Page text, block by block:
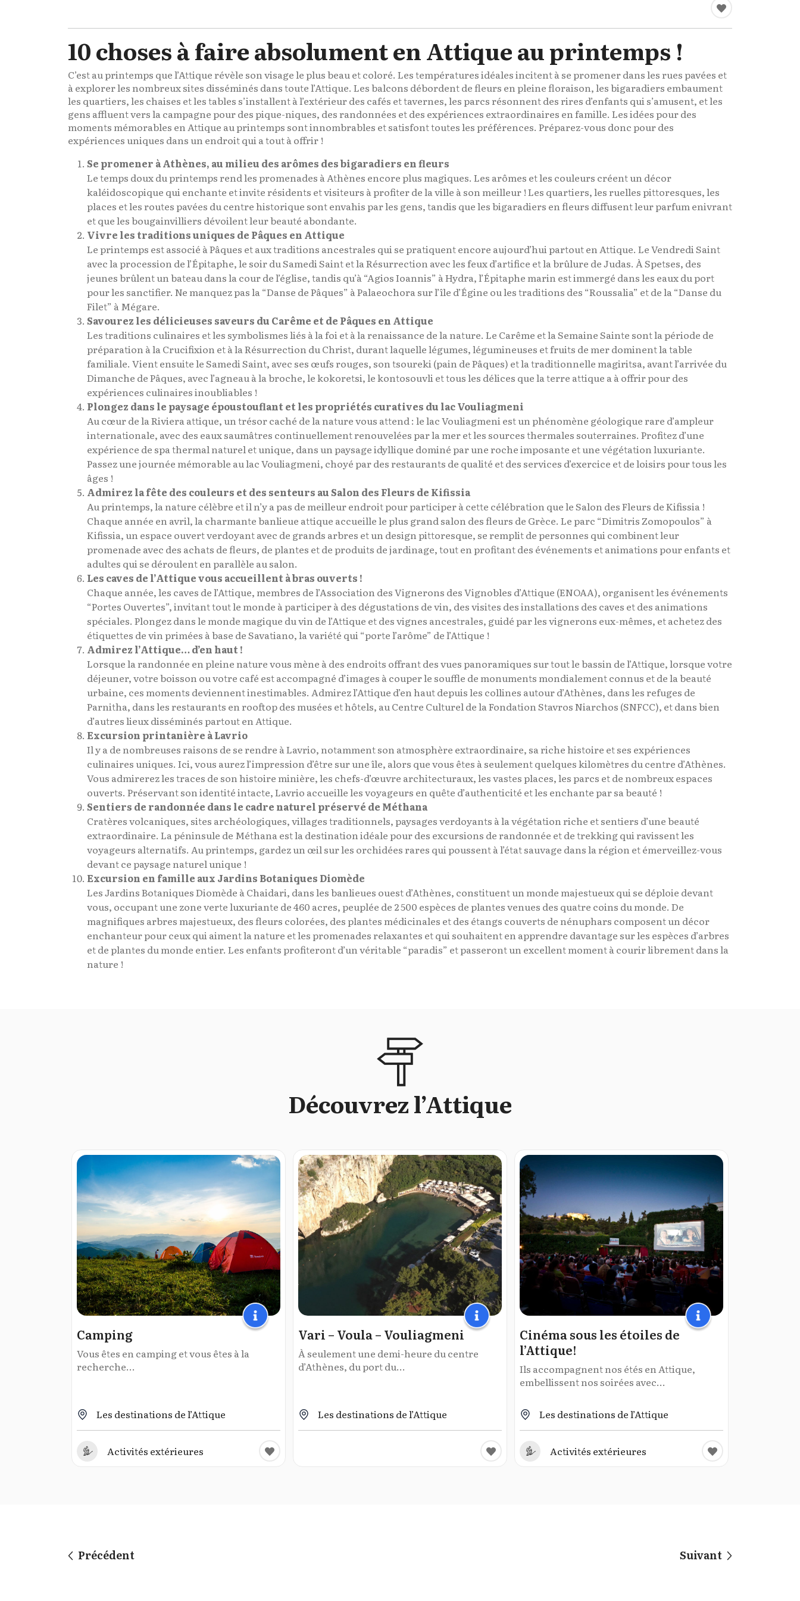
10 choses à faire absolument en Attique au printemps !
C’est au printemps que l’Attique révèle son visage le plus beau et coloré. Les températures idéales incitent à se promener dans les rues pavées et
à explorer les nombreux sites disséminés dans toute l’Attique. Les balcons débordent de fleurs en pleine floraison, les bigaradiers embaument
les quartiers, les chaises et les tables s’installent à l’extérieur des cafés et tavernes, les parcs résonnent des rires d’enfants qui s’amusent, et les
gens affluent vers la campagne pour des pique-niques, des randonnées et des expériences extraordinaires en famille. Les idées pour des
moments mémorables en Attique au printemps sont innombrables et satisfont toutes les préférences. Préparez-vous donc pour des
expériences uniques dans un endroit qui a tout à offrir !
Se promener à Athènes, au milieu des arômes des bigaradiers en fleurs
Le temps doux du printemps rend les promenades à Athènes encore plus magiques. Les arômes et les couleurs créent un décor
kaléidoscopique qui enchante et invite résidents et visiteurs à profiter de la ville à son meilleur ! Les quartiers, les ruelles pittoresques, les
places et les routes pavées du centre historique sont envahis par les gens, tandis que les bigaradiers en fleurs diffusent leur parfum enivrant
et que les bougainvilliers dévoilent leur beauté abondante.
Vivre les traditions uniques de Pâques en Attique
Le printemps est associé à Pâques et aux traditions ancestrales qui se pratiquent encore aujourd’hui partout en Attique. Le Vendredi Saint
avec la procession de l’Épitaphe, le soir du Samedi Saint et la Résurrection avec les feux d’artifice et la brûlure de Judas. À Spetses, des
jeunes brûlent un bateau dans la cour de l’église, tandis qu’à “Agios Ioannis” à Hydra, l’Épitaphe marin est immergé dans les eaux du port
pour les sanctifier. Ne manquez pas la “Danse de Pâques” à Palaeochora sur l’île d’Égine ou les traditions des “Roussalia” et de la “Danse du
Filet” à Mégare.
Savourez les délicieuses saveurs du Carême et de Pâques en Attique
Les traditions culinaires et les symbolismes liés à la foi et à la renaissance de la nature. Le Carême et la Semaine Sainte sont la période de
préparation à la Crucifixion et à la Résurrection du Christ, durant laquelle légumes, légumineuses et fruits de mer dominent la table
familiale. Vient ensuite le Samedi Saint, avec ses œufs rouges, son tsoureki (pain de Pâques) et la traditionnelle magiritsa, avant l’arrivée du
Dimanche de Pâques, avec l’agneau à la broche, le kokoretsi, le kontosouvli et tous les délices que la terre attique a à offrir pour des
expériences culinaires inoubliables !
Plongez dans le paysage époustouflant et les propriétés curatives du lac Vouliagmeni
Au cœur de la Riviera attique, un trésor caché de la nature vous attend : le lac Vouliagmeni est un phénomène géologique rare d’ampleur
internationale, avec des eaux saumâtres continuellement renouvelées par la mer et les sources thermales souterraines. Profitez d’une
expérience de spa thermal naturel et unique, dans un paysage idyllique dominé par une roche imposante et une végétation luxuriante.
Passez une journée mémorable au lac Vouliagmeni, choyé par des restaurants de qualité et des services d’exercice et de loisirs pour tous les
âges !
Admirez la fête des couleurs et des senteurs au Salon des Fleurs de Kifissia
Au printemps, la nature célèbre et il n’y a pas de meilleur endroit pour participer à cette célébration que le Salon des Fleurs de Kifissia !
Chaque année en avril, la charmante banlieue attique accueille le plus grand salon des fleurs de Grèce. Le parc “Dimitris Zomopoulos” à
Kifissia, un espace ouvert verdoyant avec de grands arbres et un design pittoresque, se remplit de personnes qui combinent leur
promenade avec des achats de fleurs, de plantes et de produits de jardinage, tout en profitant des événements et animations pour enfants et
adultes qui se déroulent en parallèle au salon.
Les caves de l’Attique vous accueillent à bras ouverts !
Chaque année, les caves de l’Attique, membres de l’Association des Vignerons des Vignobles d’Attique (ENOAA), organisent les événements
“Portes Ouvertes”, invitant tout le monde à participer à des dégustations de vin, des visites des installations des caves et des animations
spéciales. Plongez dans le monde magique du vin de l’Attique et des vignes ancestrales, guidé par les vignerons eux-mêmes, et achetez des
étiquettes de vin primées à base de Savatiano, la variété qui “porte l’arôme” de l’Attique !
Admirez l’Attique… d’en haut !
Lorsque la randonnée en pleine nature vous mène à des endroits offrant des vues panoramiques sur tout le bassin de l’Attique, lorsque votre
déjeuner, votre boisson ou votre café est accompagné d’images à couper le souffle de monuments mondialement connus et de la beauté
urbaine, ces moments deviennent inestimables. Admirez l’Attique d’en haut depuis les collines autour d’Athènes, dans les refuges de
Parnitha, dans les restaurants en rooftop des musées et hôtels, au Centre Culturel de la Fondation Stavros Niarchos (SNFCC), et dans bien
d’autres lieux disséminés partout en Attique.
Excursion printanière à Lavrio
Il y a de nombreuses raisons de se rendre à Lavrio, notamment son atmosphère extraordinaire, sa riche histoire et ses expériences
culinaires uniques. Ici, vous aurez l’impression d’être sur une île, alors que vous êtes à seulement quelques kilomètres du centre d’Athènes.
Vous admirerez les traces de son histoire minière, les chefs-d’œuvre architecturaux, les vastes places, les parcs et de nombreux espaces
ouverts. Préservant son identité intacte, Lavrio accueille les voyageurs en quête d’authenticité et les enchante par sa beauté !
Sentiers de randonnée dans le cadre naturel préservé de Méthana
Cratères volcaniques, sites archéologiques, villages traditionnels, paysages verdoyants à la végétation riche et sentiers d’une beauté
extraordinaire. La péninsule de Méthana est la destination idéale pour des excursions de randonnée et de trekking qui ravissent les
voyageurs alternatifs. Au printemps, gardez un œil sur les orchidées rares qui poussent à l’état sauvage dans la région et émerveillez-vous
devant ce paysage naturel unique !
Excursion en famille aux Jardins Botaniques Diomède
Les Jardins Botaniques Diomède à Chaidari, dans les banlieues ouest d’Athènes, constituent un monde majestueux qui se déploie devant
vous, occupant une zone verte luxuriante de 460 acres, peuplée de 2 500 espèces de plantes venues des quatre coins du monde. De
magnifiques arbres majestueux, des fleurs colorées, des plantes médicinales et des étangs couverts de nénuphars composent un décor
enchanteur pour ceux qui aiment la nature et les promenades relaxantes et qui souhaitent en apprendre davantage sur les espèces d’arbres
et de plantes du monde entier. Les enfants profiteront d’un véritable “paradis” et passeront un excellent moment à courir librement dans la
nature !
Découvrez l’Attique
Camping
Vous êtes en camping et vous êtes à la
recherche...
Les destinations de l’Attique
Activités extérieures
Vari – Voula – Vouliagmeni
À seulement une demi-heure du centre
d’Athènes, du port du...
Les destinations de l’Attique
Cinéma sous les étoiles de
l’Attique!
Ils accompagnent nos étés en Attique,
embellissent nos soirées avec...
Les destinations de l’Attique
Activités extérieures
Précédent Suivant